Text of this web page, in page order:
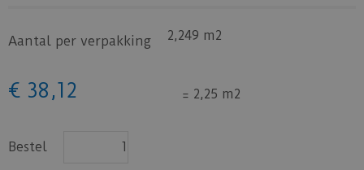
Aantal per verpakking 2,249 m2
€ 38 ,12 = 2,25 m2
Bestel